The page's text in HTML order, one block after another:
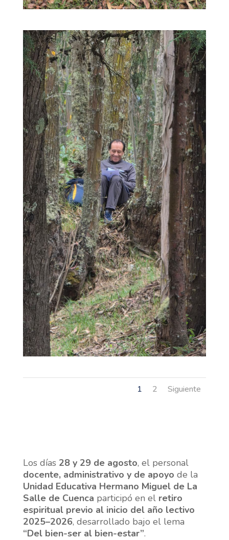
1 2 Siguiente
Los días 28 y 29 de agosto, el personal
docente, administrativo y de apoyo de la
Unidad Educativa Hermano Miguel de La
Salle de Cuenca participó en el retiro
espiritual previo al inicio del año lectivo
2025–2026, desarrollado bajo el lema
“Del bien-ser al bien-estar”.